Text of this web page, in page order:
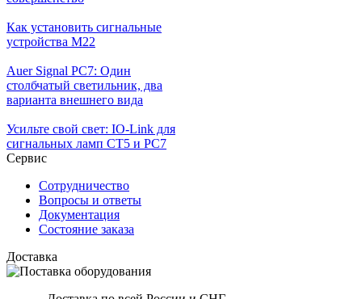
Как установить сигнальные
устройства М22
Auer Signal PC7: Один
столбчатый светильник, два
варианта внешнего вида
Усильте свой свет: IO-Link для
сигнальных ламп CT5 и PC7
Сервис
Сотрудничество
Вопросы и ответы
Документация
Состояние заказа
Доставка